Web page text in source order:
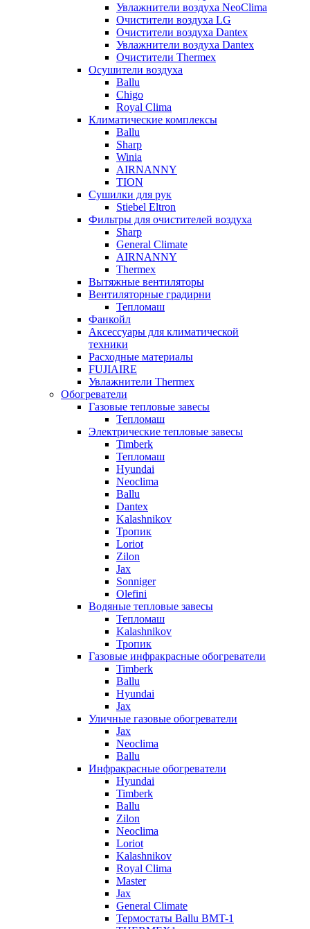
Увлажнители воздуха NeoClima
Очистители воздуха LG
Очистители воздуха Dantex
Увлажнители воздуха Dantex
Очистители Thermex
Осушители воздуха
Ballu
Chigo
Royal Clima
Климатические комплексы
Ballu
Sharp
Winia
AIRNANNY
TION
Сушилки для рук
Stiebel Eltron
Фильтры для очистителей воздуха
Sharp
General Climate
AIRNANNY
Thermex
Вытяжные вентиляторы
Вентиляторные градирни
Тепломаш
Фанкойл
Аксессуары для климатической
техники
Расходные материалы
FUJIAIRE
Увлажнители Thermex
Обогреватели
Газовые тепловые завесы
Тепломаш
Электрические тепловые завесы
Timberk
Тепломаш
Hyundai
Neoclima
Ballu
Dantex
Kalashnikov
Тропик
Loriot
Zilon
Jax
Sonniger
Olefini
Водяные тепловые завесы
Тепломаш
Kalashnikov
Тропик
Газовые инфракрасные обогреватели
Timberk
Ballu
Hyundai
Jax
Уличные газовые обогреватели
Jax
Neoclima
Ballu
Инфракрасные обогреватели
Hyundai
Timberk
Ballu
Zilon
Neoclima
Loriot
Kalashnikov
Royal Clima
Master
Jax
General Climate
Термостаты Ballu BMT-1